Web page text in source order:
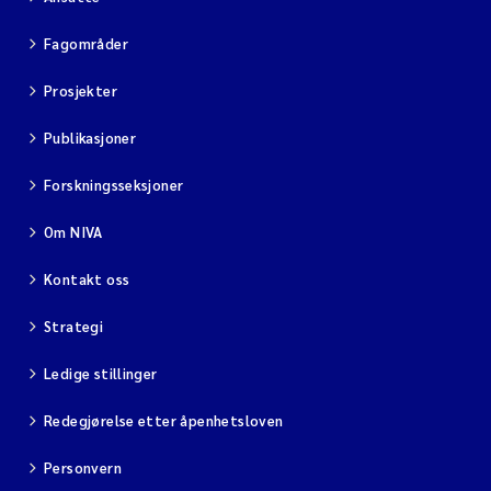
Fagområder
Prosjekter
Publikasjoner
Forskningsseksjoner
Om NIVA
Kontakt oss
Strategi
Ledige stillinger
Redegjørelse etter åpenhetsloven
Personvern